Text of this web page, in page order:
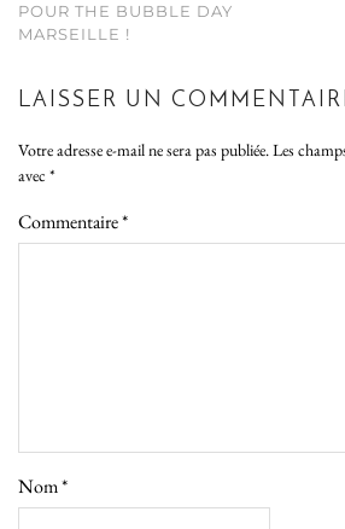
POUR THE BUBBLE DAY
MARSEILLE !
LAISSER UN
Votre adresse e-mail ne sera pas publiée.Les
avec *
Commentaire*
Nom*